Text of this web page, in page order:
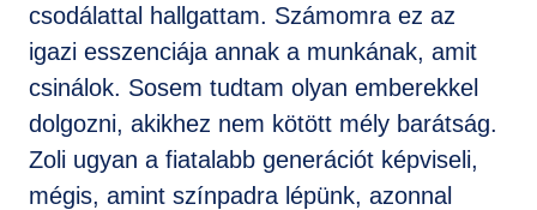
csodálattal hallgattam. Számomra ez az
igazi esszenciája annak a munkának, amit
csinálok. Sosem tudtam olyan emberekkel
dolgozni, akikhez nem kötött mély barátság.
Zoli ugyan a fiatalabb generációt képviseli,
mégis, amint színpadra lépünk, azonnal